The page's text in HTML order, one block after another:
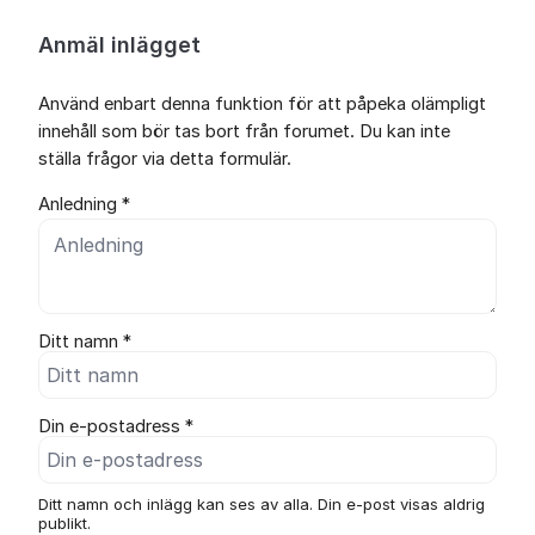
Anmäl inlägget
Använd enbart denna funktion för att påpeka olämpligt
innehåll som bör tas bort från forumet. Du kan inte
ställa frågor via detta formulär.
Anledning *
Ditt namn *
Din e-postadress *
Ditt namn och inlägg kan ses av alla. Din e-post visas aldrig
publikt.